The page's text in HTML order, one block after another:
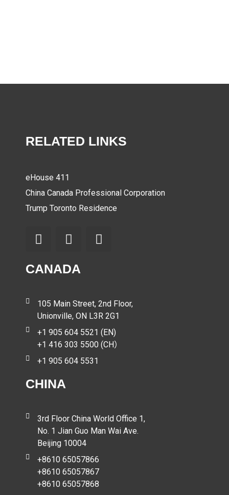
RELATED LINKS
eHouse 411
China Canada Professional Corporation
Trump Toronto Residence
CANADA
105 Main Street, 2nd Floor,
Unionville, ON L3R 2G1
+1 905 604 5521 (EN)
+1 416 303 5500 (CH）
+1 905 604 5531
CHINA
3rd Floor China World Office 1,
No. 1 Jian Guo Man Wai Ave.
Beijing 10004
+8610 65057866
+8610 65057867
+8610 65057868